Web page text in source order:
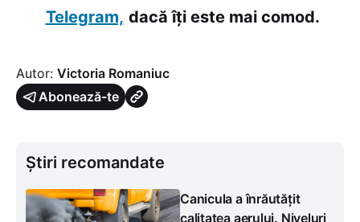
Telegram, dacă îți este mai comod.
Autor: Victoria Romaniuc
Abonează-te
Știri recomandate
Canicula a înrăutățit
calitatea aerului. Niveluri